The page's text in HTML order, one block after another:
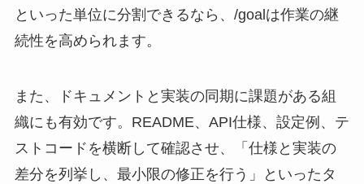
といった単位に分割できるなら、/goalは作業の継
続性を高められます。
また、ドキュメントと実装の同期に課題がある組
織にも有効です。README、API仕様、設定例、テ
ストコードを横断して確認させ、「仕様と実装の
差分を列挙し、最小限の修正を行う」といったタ